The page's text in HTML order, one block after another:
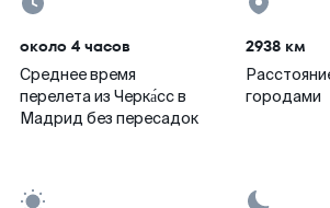
около 4 часов
Среднее время
перелета из Черка́сс в
Мадрид без пересадок
2938 км
городами